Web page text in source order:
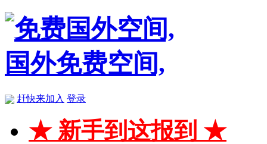
赶快来加入 登录
★ 新手到这报到 ★